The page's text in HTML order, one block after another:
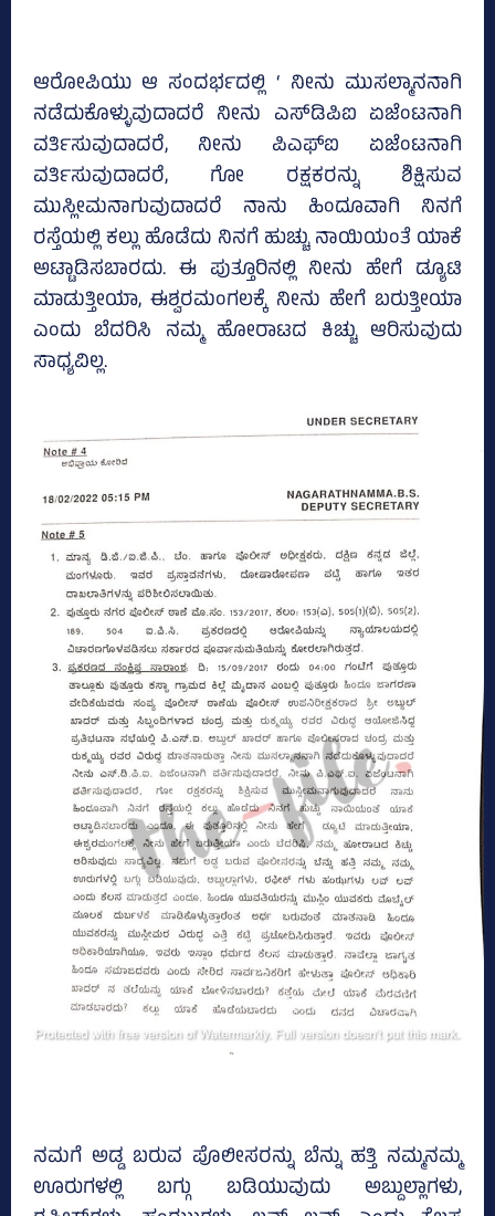
ಆರೋಪಿಯು ಆ ಸಂದರ್ಭದಲ್ಲಿ ‘ ನೀನು ಮುಸಲ್ಮಾನನಾಗಿ
ನಡೆದುಕೊಳ್ಳುವುದಾದರೆ ನೀನು ಎಸ್‌ಡಿಪಿಐ ಏಜೆಂಟನಾಗಿ
ವರ್ತಿಸುವುದಾದರೆ, ನೀನು ಪಿಎಫ್‌ಐ ಏಜೆಂಟನಾಗಿ
ವರ್ತಿಸುವುದಾದರೆ, ಗೋ ರಕ್ಷಕರನ್ನು ಶಿಕ್ಷಿಸುವ
ಮುಸ್ಲೀಮನಾಗುವುದಾದರೆ ನಾನು ಹಿಂದೂವಾಗಿ ನಿನಗೆ
ರಸ್ತೆಯಲ್ಲಿ ಕಲ್ಲು ಹೊಡೆದು ನಿನಗೆ ಹುಚ್ಚು ನಾಯಿಯಂತೆ ಯಾಕೆ
ಅಟ್ಟಾಡಿಸಬಾರದು. ಈ ಪುತ್ತೂರಿನಲ್ಲಿ ನೀನು ಹೇಗೆ ಡ್ಯೂಟಿ
ಮಾಡುತ್ತೀಯಾ, ಈಶ್ವರಮಂಗಲಕ್ಕೆ ನೀನು ಹೇಗೆ ಬರುತ್ತೀಯಾ
ಎಂದು ಬೆದರಿಸಿ ನಮ್ಮ ಹೋರಾಟದ ಕಿಚ್ಚು ಆರಿಸುವುದು
ಸಾಧ್ಯವಿಲ್ಲ.
ನಮಗೆ ಅಡ್ಡ ಬರುವ ಪೊಲೀಸರನ್ನು ಬೆನ್ನು ಹತ್ತಿ ನಮ್ಮನಮ್ಮ
ಊರುಗಳಲ್ಲಿ ಬಗ್ಗು ಬಡಿಯುವುದು ಅಬ್ದುಲ್ಲಾಗಳು,